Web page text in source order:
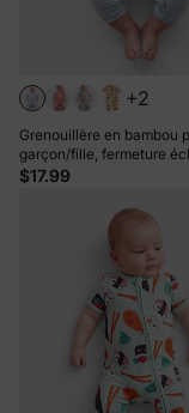
+2
Grenouillère en bambou
garçon/fille, fermeture
double sens,
nuit en bambou (bien
$17.99